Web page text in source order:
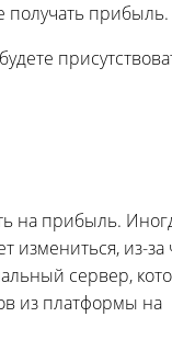
получать прибыль.
на прибыль.
измениться, из-за
сервер,
из платформы на